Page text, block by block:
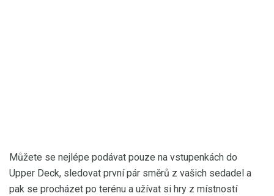
Můžete se nejlépe podávat pouze na vstupenkách do
Upper Deck, sledovat první pár směrů z vašich sedadel a
pak se procházet po terénu a užívat si hry z místností